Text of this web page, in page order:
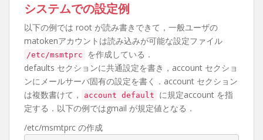
システムでの設定例
以下の例では root が読み書きできて，一般ユーザの
matokenアカウントは読み込みが可能な設定ファイル
/etc/msmtprc
を作成している．
defaults セクションに共通設定を書き，account セクショ
ンにメールサーバ固有の設定を書く．account セクション
は複数書けて，
account default
に規定account を指
定する．以下の例ではgmail が規定値となる．
/etc/msmtprc の作成